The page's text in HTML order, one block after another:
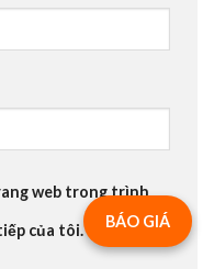
web trong trình
của tôi. BÁO GIÁ